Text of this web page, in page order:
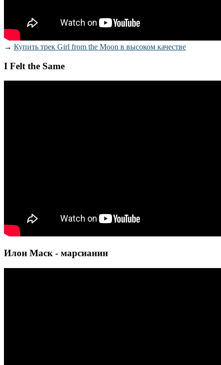
→ Купить трек Girl from the Moon в высоком качестве
I Felt the Same
Илон Маск - марсианин